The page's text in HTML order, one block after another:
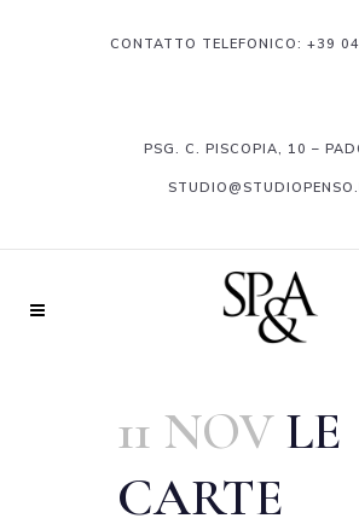
CONTATTO TELEFONICO: +39
PSG. C. PISCOPIA, 10 –
11 NOV LE
CARTE